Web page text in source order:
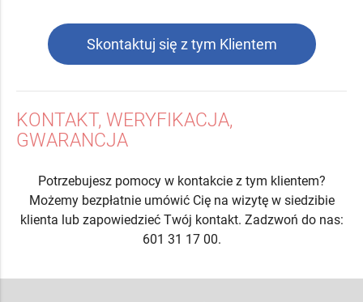
Skontaktuj się z tym Klientem
KONTAKT, WERYFIKACJA,
GWARANCJA
Potrzebujesz pomocy w kontakcie z tym klientem?
Możemy bezpłatnie umówić Cię na wizytę w siedzibie
klienta lub zapowiedzieć Twój kontakt. Zadzwoń do nas:
601 31 17 00.